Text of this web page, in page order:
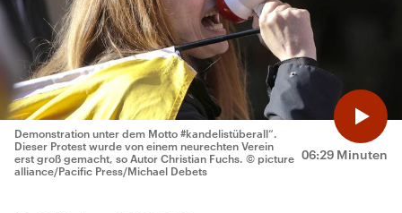
06:29 Minuten
Demonstration unter dem Motto #kandelistüberall“.
Dieser Protest wurde von einem neurechten Verein
erst groß gemacht, so Autor Christian Fuchs. © picture
alliance/Pacific Press/Michael Debets